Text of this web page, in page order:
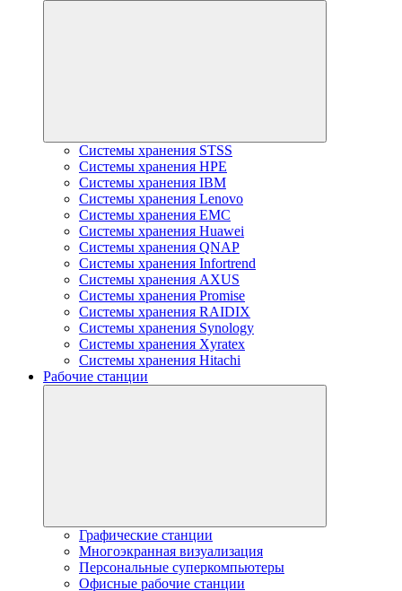
Системы хранения STSS
Системы хранения HPE
Системы хранения IBM
Системы хранения Lenovo
Системы хранения EMC
Системы хранения Huawei
Системы хранения QNAP
Системы хранения Infortrend
Системы хранения AXUS
Системы хранения Promise
Системы хранения RAIDIX
Системы хранения Synology
Системы хранения Xyratex
Системы хранения Hitachi
Рабочие станции
Графические станции
Многоэкранная визуализация
Персональные суперкомпьютеры
Офисные рабочие станции